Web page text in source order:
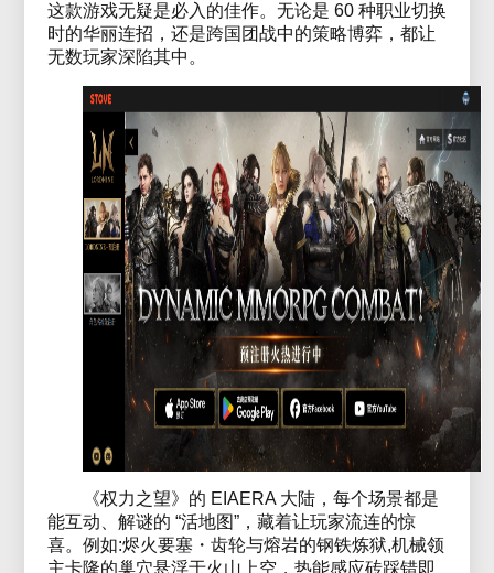
这款游戏无疑是必入的佳作。无论是 60 种职业切换
时的华丽连招，还是跨国团战中的策略博弈，都让
无数玩家深陷其中。
《权力之望》的 EIAERA 大陆，每个场景都是
能互动、解谜的 “活地图”，藏着让玩家流连的惊
喜。例如:烬火要塞・齿轮与熔岩的钢铁炼狱,机械领
主卡隆的巢穴悬浮于火山上空，热能感应砖踩错即